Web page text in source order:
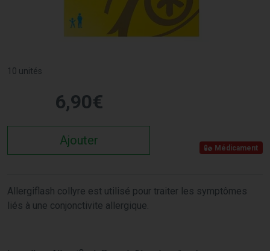
10 unités
6,90€
Ajouter
Médicament
Allergiflash collyre est utilisé pour traiter les symptômes
liés à une conjonctivite allergique.